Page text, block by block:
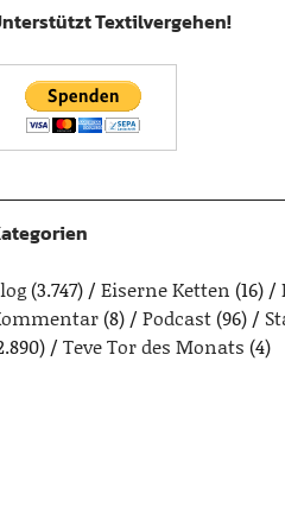
Textilvergehen!
(3.747) Eiserne Ketten (16)
(8) Podcast(96)
Teve Tor des Monats (4)